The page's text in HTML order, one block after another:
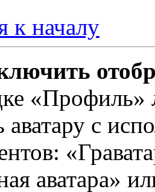
к началу
«Профиль»
аватару с
аватара»